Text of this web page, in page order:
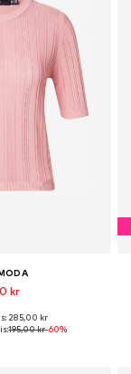
kr
S, M
285,00 kr
195,00 kr-60%